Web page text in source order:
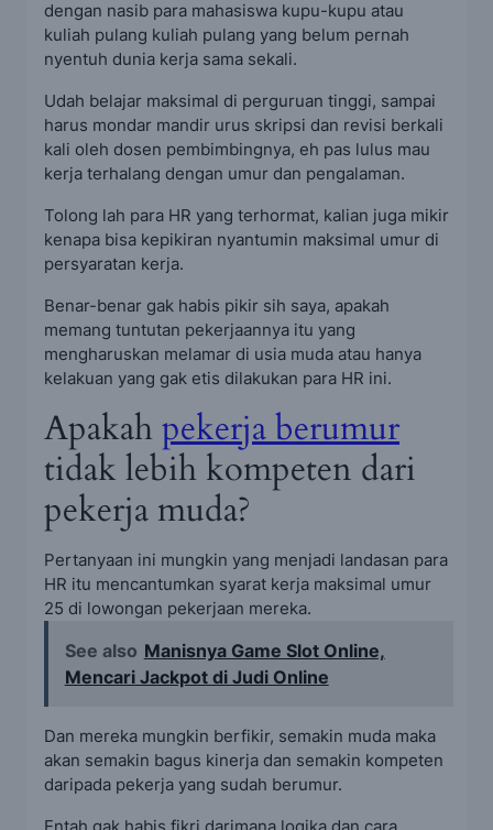
dengan nasib para mahasiswa kupu-kupu atau
kuliah pulang kuliah pulang yang belum pernah
nyentuh dunia kerja sama sekali.
Udah belajar maksimal di perguruan tinggi, sampai
harus mondar mandir urus skripsi dan revisi berkali
kali oleh dosen pembimbingnya, eh pas lulus mau
kerja terhalang dengan umur dan pengalaman.
Tolong lah para HR yang terhormat, kalian juga mikir
kenapa bisa kepikiran nyantumin maksimal umur di
persyaratan kerja.
Benar-benar gak habis pikir sih saya, apakah
memang tuntutan pekerjaannya itu yang
mengharuskan melamar di usia muda atau hanya
kelakuan yang gak etis dilakukan para HR ini.
Apakahpekerja berumur
tidak lebih kompeten dari
pekerja muda?
Pertanyaan ini mungkin yang menjadi landasan para
HR itu mencantumkan syarat kerja maksimal umur
25 di lowongan pekerjaan mereka.
See also Manisnya Game Slot Online,
Mencari Jackpot di Judi Online
Dan mereka mungkin berfikir, semakin muda maka
akan semakin bagus kinerja dan semakin kompeten
daripada pekerja yang sudah berumur.